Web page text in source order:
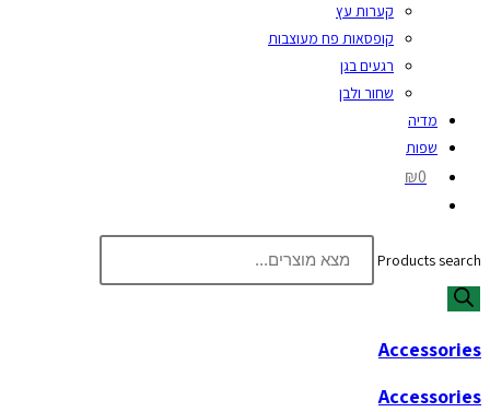
קערות עץ
קופסאות פח מעוצבות
רגעים בגן
שחור ולבן
מדיה
שפות
₪0
Products search
Accessories
Accessories